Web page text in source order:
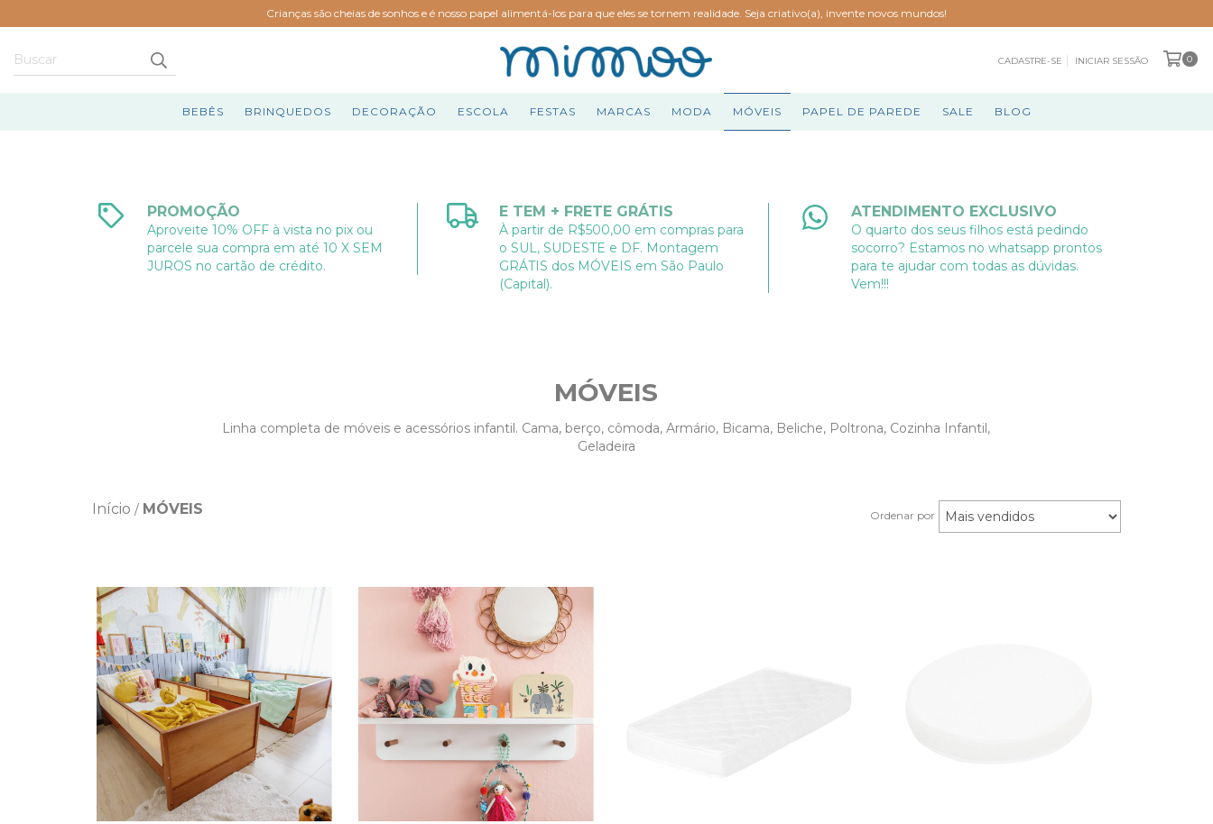
Crianças são cheias de sonhos e é nosso papel alimentá-los para que eles se tornem realidade. Seja criativo(a), invente novos mundos!
CADASTRE-SE INICIAR SESSÃO 0
BEBÊS BRINQUEDOS DECORAÇÃO ESCOLA FESTAS MARCAS MODA MÓVEIS PAPEL DE PAREDE SALE BLOG
PROMOÇÃO
Aproveite 10% OFF à vista no pix ou
parcele sua compra em até 10 X SEM
JUROS no cartão de crédito.
E TEM + FRETE GRÁTIS
À partir de R$500,00 em compras para
o SUL, SUDESTE e DF. Montagem
GRÁTIS dos MÓVEIS em São Paulo
(Capital).
ATENDIMENTO EXCLUSIVO
O quarto dos seus filhos está pedindo
socorro? Estamos no whatsapp prontos
para te ajudar com todas as dúvidas.
Vem!!!
MÓVEIS
Linha completa de móveis e acessórios infantil. Cama, berço, cômoda, Armário, Bicama, Beliche, Poltrona, Cozinha Infantil,
Geladeira
Início / MÓVEIS Ordenar por